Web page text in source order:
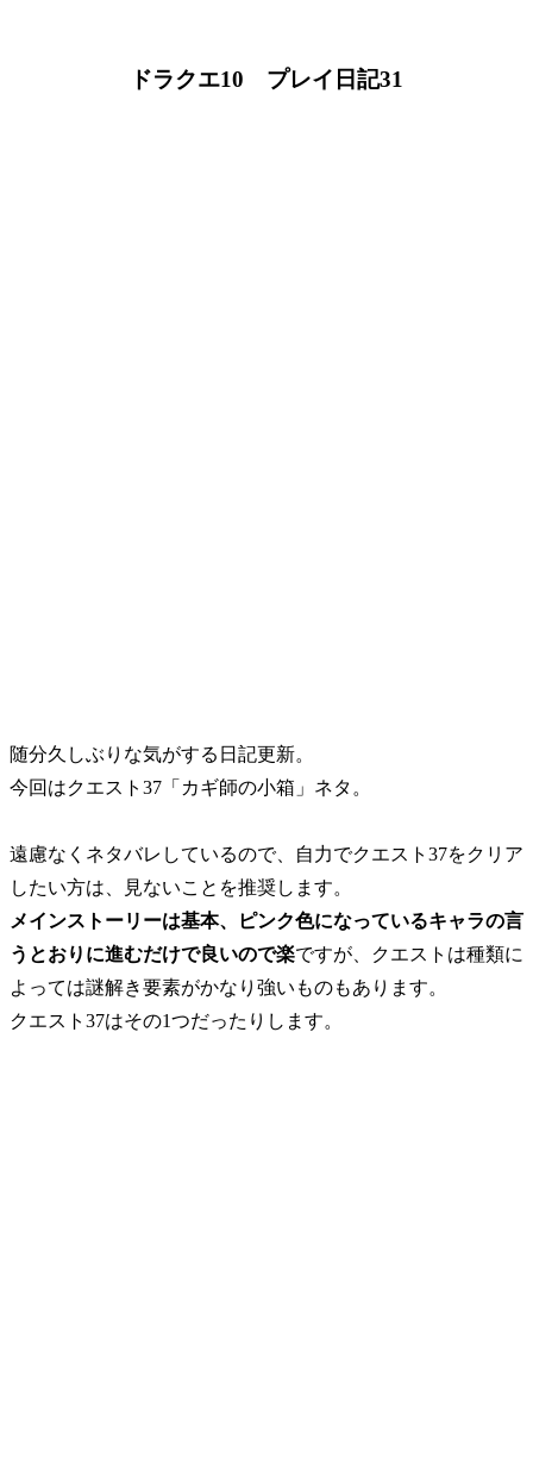
ドラクエ10 プレイ日記31
随分久しぶりな気がする日記更新。
今回はクエスト37「カギ師の小箱」ネタ。
遠慮なくネタバレしているので、自力でクエスト37をクリア
したい方は、見ないことを推奨します。
メインストーリーは基本、ピンク色になっているキャラの言
うとおりに進むだけで良いので楽ですが、クエストは種類に
よっては謎解き要素がかなり強いものもあります。
クエスト37はその1つだったりします。